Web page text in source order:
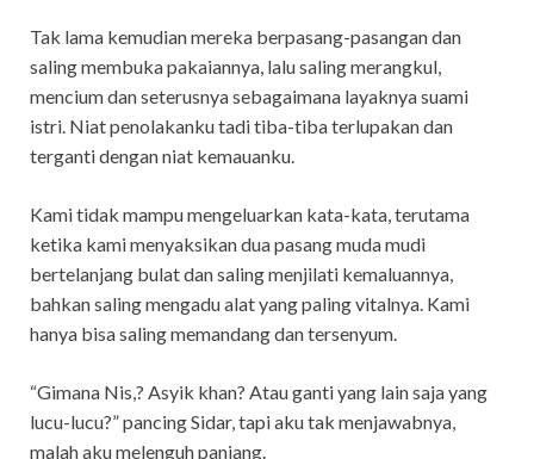
Tak lama kemudian mereka berpasang-pasangan dan
saling membuka pakaiannya, lalu saling merangkul,
mencium dan seterusnya sebagaimana layaknya suami
istri. Niat penolakanku tadi tiba-tiba terlupakan dan
terganti dengan niat kemauanku.
Kami tidak mampu mengeluarkan kata-kata, terutama
ketika kami menyaksikan dua pasang muda mudi
bertelanjang bulat dan saling menjilati kemaluannya,
bahkan saling mengadu alat yang paling vitalnya. Kami
hanya bisa saling memandang dan tersenyum.
“Gimana Nis,? Asyik khan? Atau ganti yang lain saja yang
lucu-lucu?” pancing Sidar, tapi aku tak menjawabnya,
malah aku melenguh panjang.